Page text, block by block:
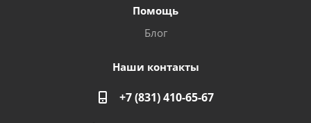
Помощь
Блог
Наши контакты
+7 (831) 410-65-67